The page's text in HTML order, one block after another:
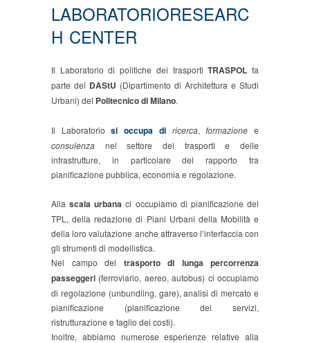
LABORATORIORESEARC
H CENTER
Il Laboratorio di politiche dei trasportiTRASPOL fa
parte del DAStU (Dipartimento di Architettura e Studi
Urbani) del Politecnico di Milano.
Il Laboratoriosi occupa di ricerca,formazione e
consulenza nel settore dei trasporti e delle
infrastrutture, in particolare del rapporto tra
pianificazione pubblica, economia e regolazione.
Allascala urbana ci occupiamo di pianificazione del
TPL, della redazione di Piani Urbani della Mobilità e
della loro valutazione anche attraverso l’interfaccia con
gli strumenti di modellistica.
Nel campo del trasporto di lunga percorrenza
passeggeri (ferroviario, aereo, autobus) ci occupiamo
di regolazione (unbundling, gare), analisi di mercato e
pianificazione (pianificazione dei servizi,
ristrutturazione e taglio dei costi).
Inoltre, abbiamo numerose esperienze relative alla